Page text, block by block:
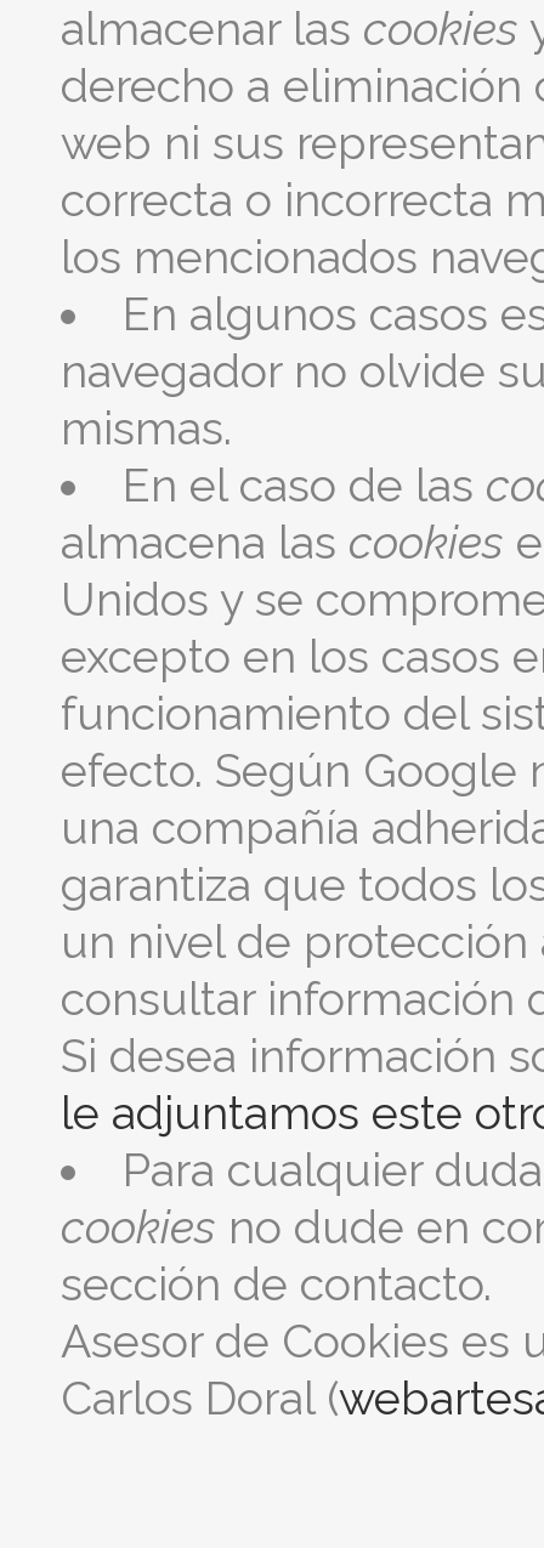
almacenar las cookies
derecho a eliminación
web ni sus
correcta o incorrecta
los mencionados
En algunos casos
navegador no olvide
mismas.
En el caso de las
almacena las cookies
Unidos y se
excepto en los casos
funcionamiento del
efecto. Según Google
una compañía
garantiza que todos
un nivel de protección
consultar información
Si desea información
le adjuntamos este
Para cualquier
cookies no dude en
sección de contacto.
Asesor de Cookies es
Carlos Doral (